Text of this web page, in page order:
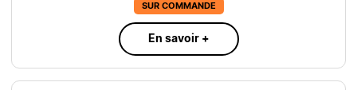
SUR COMMANDE
En savoir +